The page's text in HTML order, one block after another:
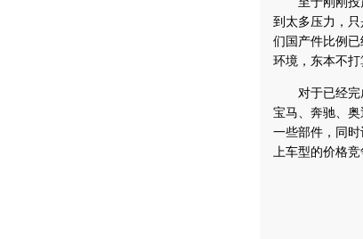
到太多压力，
们国产件比例
环境，东本不打
对于已经完
宝马、奔驰、
一些部件，同时
上车型的价格竞